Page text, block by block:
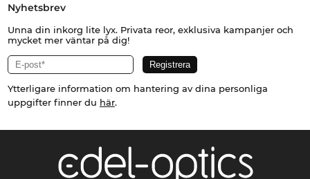
Nyhetsbrev
Unna din inkorg lite lyx. Privata reor, exklusiva kampanjer och
mycket mer väntar på dig!
Ytterligare information om hantering av dina personliga
uppgifter finner du här.